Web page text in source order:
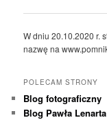
W dniu 20.10.2020 r.
nazwę na
POLECAM STRONY
Blog fotograficzny
Blog Pawła Lenarta